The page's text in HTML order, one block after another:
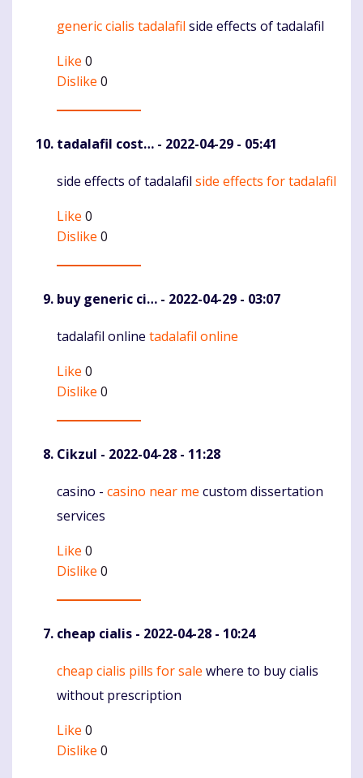
Komentaras
generic cialis tadalafil side effects of tadalafil
Like 0
Dislike 0
tadalafil cost… - 2022-04-29 - 05:41
Komentaras
side effects of tadalafil side effects for tadalafil
Like 0
Dislike 0
buy generic ci… - 2022-04-29 - 03:07
Komentaras
tadalafil online tadalafil online
Like 0
Dislike 0
Cikzul - 2022-04-28 - 11:28
Komentaras
casino - casino near me custom dissertation
services
Like 0
Dislike 0
cheap cialis - 2022-04-28 - 10:24
Komentaras
cheap cialis pills for sale where to buy cialis
without prescription
Like 0
Dislike 0